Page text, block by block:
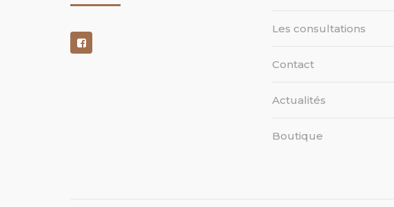
Les consultations
Contact
Actualités
Boutique